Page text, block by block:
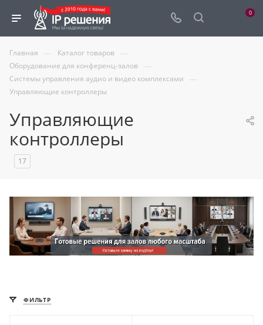
0
Главная — Каталог товаров —
Оборудование для конференц-залов —
Системы управления аудио и видео комплексами —
Управляющие контроллеры
Управляющие
контроллеры
17
ФИЛЬТР